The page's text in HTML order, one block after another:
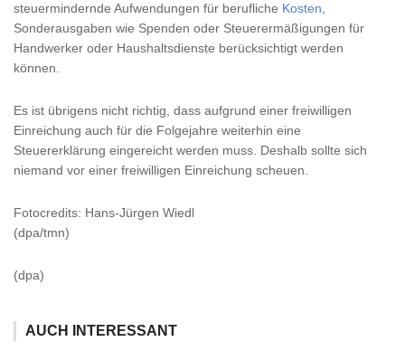
steuermindernde Aufwendungen für berufliche Kosten
Sonderausgaben wie Spenden oder Steuerermäßigungen für
Handwerker oder Haushaltsdienste berücksichtigt werden
können.
Es ist übrigens nicht richtig, dass aufgrund einer freiwilligen
Einreichung auch für die Folgejahre weiterhin eine
Steuererklärung eingereicht werden muss. Deshalb sollte sich
niemand vor einer freiwilligen Einreichung scheuen.
Fotocredits: Hans-Jürgen Wiedl
(dpa/tmn)
(dpa)
AUCH INTERESSANT